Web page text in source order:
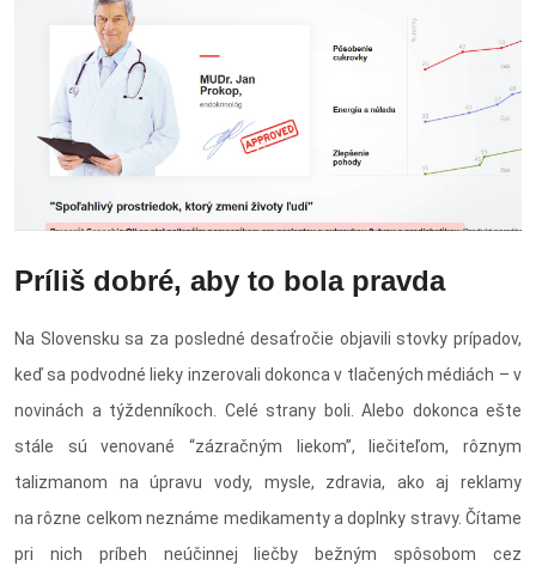
Príliš dobré, aby to bola pravda
Na Slovensku sa za posledné desaťročie objavili stovky prípadov,
keď sa podvodné lieky inzerovali dokonca v tlačených médiách – v
novinách a týždenníkoch. Celé strany boli. Alebo dokonca ešte
stále sú venované “zázračným liekom”, liečiteľom, rôznym
talizmanom na úpravu vody, mysle, zdravia, ako aj reklamy
na rôzne celkom neznáme medikamenty a doplnky stravy. Čítame
pri nich príbeh neúčinnej liečby bežným spôsobom cez